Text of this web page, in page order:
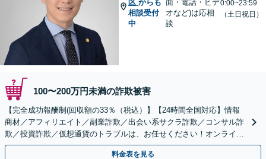
区 からも
相談受付
中
面・電話・ビデ
オなど)は応相
談
0:00~23:59
（土日祝日）
100〜200万円未満の詐欺被害
【完全成功報酬制(回収額の33％（税込）】【24時間全国対応】情報
商材／アフィリエイト／副業詐欺／出会い系サクラ詐欺／コンサル詐
欺／投資詐欺／仮想通貨のトラブルは、お任せください！オンライン
のみで解決も可能！
料金表を見る